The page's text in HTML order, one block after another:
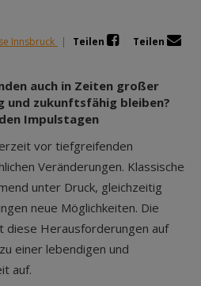
Innsbruck | Teilen
Teilen
auch in Zeiten großer
und zukunftsfähig bleiben?
Impulstagen
vor tiefgreifenden
Veränderungen. Klassische
unter Druck, gleichzeitig
neue Möglichkeiten. Die
diese Herausforderungen auf
einer lebendigen und
auf.